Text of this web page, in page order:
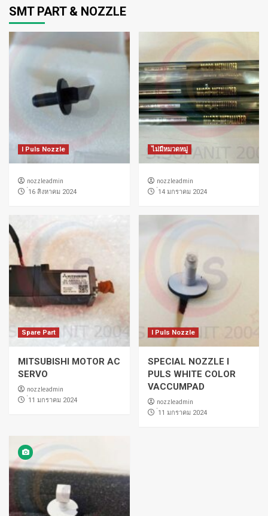
SMT PART & NOZZLE
I Puls Nozzle
nozzleadmin
่16 สิงหาคม 2024
ไม่มีหมวดหมู่
nozzleadmin
่14 มกราคม 2024
Spare Part
MITSUBISHI MOTOR AC
SERVO
nozzleadmin
่11 มกราคม 2024
I Puls Nozzle
SPECIAL NOZZLE I
PULS WHITE COLOR
VACCUMPAD
nozzleadmin
่11 มกราคม 2024